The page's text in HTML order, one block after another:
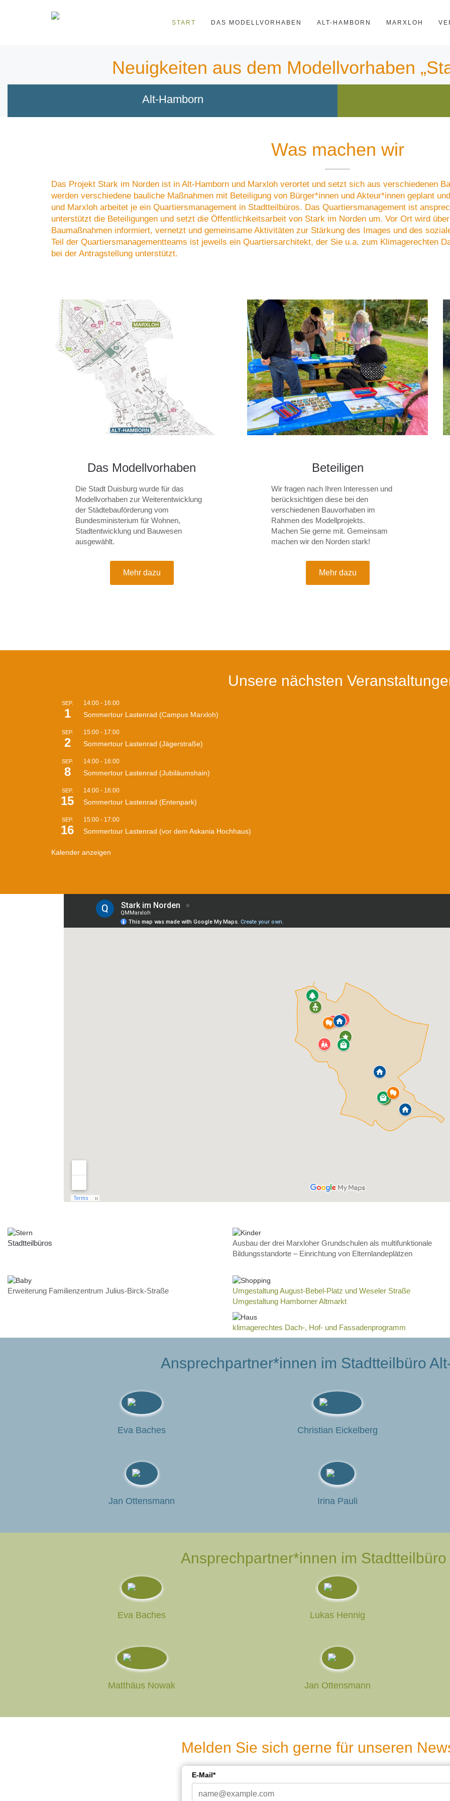
START DAS MODELLVORHABEN ALT-HAMBORN MARXLOH
Neuigkeiten aus dem Modellvorhaben
Alt-Hamborn
Was machen wir
Das Projekt Stark im Norden ist in Alt-Hamborn und Marxloh verortet und setzt sich aus verschiedenen
werden verschiedene bauliche Maßnahmen mit Beteiligung von Bürger*innen und Akteur*innen geplant
und Marxloh arbeitet je ein Quartiersmanagement in Stadtteilbüros. Das Quartiersmanagement ist
unterstützt die Beteiligungen und setzt die Öffentlichkeitsarbeit von Stark im Norden um. Vor Ort wird
Baumaßnahmen informiert, vernetzt und gemeinsame Aktivitäten zur Stärkung des Images und des
Teil der Quartiersmanagementteams ist jeweils ein Quartiersarchitekt, der Sie u.a. zum Klimagerechten
bei der Antragstellung unterstützt.
Das Modellvorhaben
Die Stadt Duisburg wurde für das
Modellvorhaben zur Wei­ter­ent­wick­lung
der Städte­bau­förderung vom
Bundesministerium für Wohnen,
Stadtentwicklung und Bauwesen
ausgewählt.
Mehr dazu
Beteiligen
Wir fragen nach Ihren Interessen und
berücksichtigen diese bei den
verschiedenen Bauvorhaben im
Rahmen des Modellprojekts.
Machen Sie gerne mit. Gemeinsam
machen wir den Norden stark!
Mehr dazu
Unsere nächsten
SEP.
1
14:00 - 16:00
Sommertour Lastenrad (Campus Marxloh)
SEP.
2
15:00 - 17:00
Sommertour Lastenrad (Jägerstraße)
SEP.
8
14:00 - 16:00
Sommertour Lastenrad (Jubiläumshain)
SEP.
15
14:00 - 16:00
Sommertour Lastenrad (Entenpark)
SEP.
16
15:00 - 17:00
Sommertour Lastenrad (vor dem Askania Hochhaus)
Kalender anzeigen
Stadtteilbüros
Ausbau der drei Marxloher Grundschulen als multifunktionale
Bildungsstandorte – Einrichtung von Elternlandeplätzen
Erweiterung Familienzentrum Julius-Birck-Straße
Umgestaltung August-Bebel-Platz und Weseler Straße
Umgestaltung Hamborner Altmarkt
klimagerechtes Dach-, Hof- und Fassadenprogramm
Ansprechpartner*innen im Stadtteilbüro
Eva Baches Christian Eickelberg
Jan Ottensmann Irina Pauli
Ansprechpartner*innen im
Eva Baches Lukas Hennig
Matthäus Nowak Jan Ottensmann
Melden Sie sich gerne für unseren
E-Mail*